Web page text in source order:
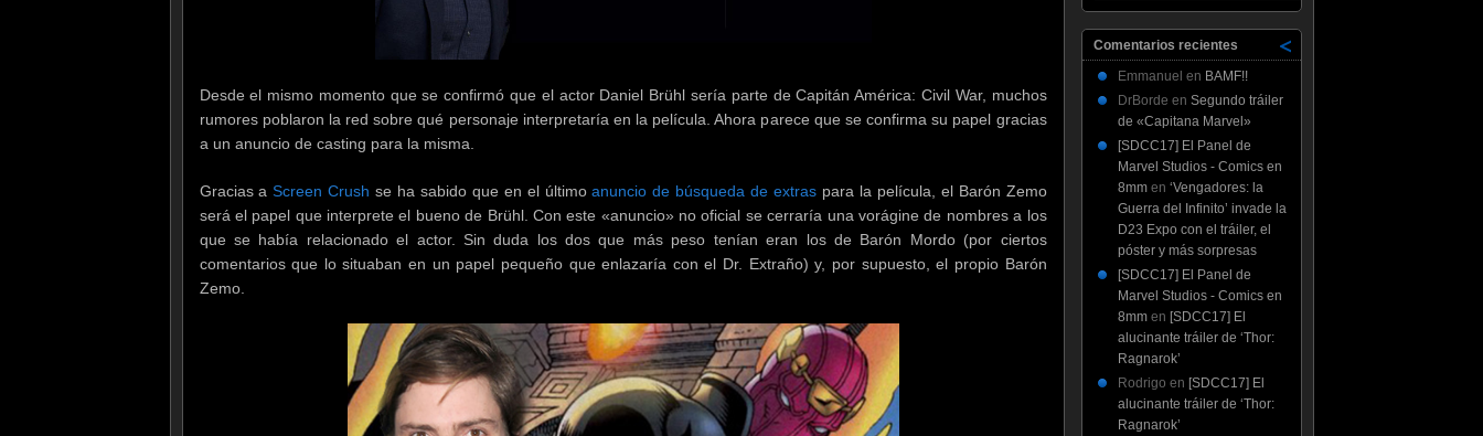
Desde el mismo momento que se confirmó que el actor Daniel Brühl sería parte de Capitán América: Civil War, muchos
rumores poblaron la red sobre qué personaje interpretaría en la película. Ahora parece que se confirma su papel gracias
a un anuncio de casting para la misma.
Gracias aScreen Crush se ha sabido que en el últimoanuncio de búsqueda de extras para la película, el Barón Zemo
será el papel que interprete el bueno de Brühl. Con este «anuncio» no oficial se cerraría una vorágine de nombres a los
que se había relacionado el actor. Sin duda los dos que más peso tenían eran los de Barón Mordo (por ciertos
comentarios que lo situaban en un papel pequeño que enlazaría con el Dr. Extraño) y, por supuesto, el propio Barón
Zemo.
Comentarios recientes
Emmanuel en BAMF!!
DrBorde en Segundo tráiler
de «Capitana Marvel»
[SDCC17] El Panel de
Marvel Studios - Comics en
8mmen ‘Vengadores: la
Guerra del Infinito’ invade la
D23 Expo con el tráiler, el
póster y más sorpresas
[SDCC17] El Panel de
Marvel Studios - Comics en
8mmen [SDCC17] El
alucinante tráiler de ‘Thor:
Ragnarok’
Rodrigo en [SDCC17] El
alucinante tráiler de ‘Thor:
Ragnarok’